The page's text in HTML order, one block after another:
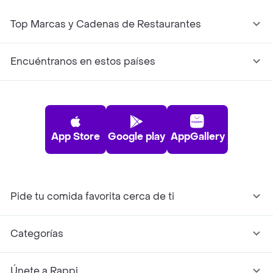
Top Marcas y Cadenas de Restaurantes
Encuéntranos en estos países
App Store Google play AppGallery
Pide tu comida favorita cerca de ti
Categorías